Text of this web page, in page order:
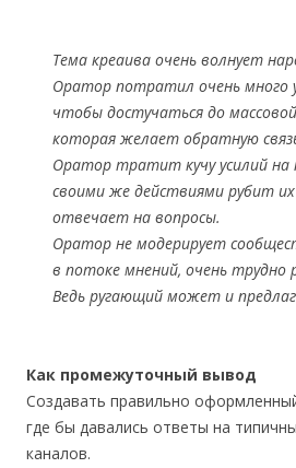
Тема креаива очень волнует
Оратор потратил очень много
чтобы достучаться до
которая желает обратную
Оратор тратит кучу усилий на
своими же действиями рубит
отвечает на вопросы.
Оратор не модерирует
в потоке мнений, очень трудно
Ведь ругающий может и
Как промежуточный вывод
Создавать правильно
где бы давались ответы на
каналов.